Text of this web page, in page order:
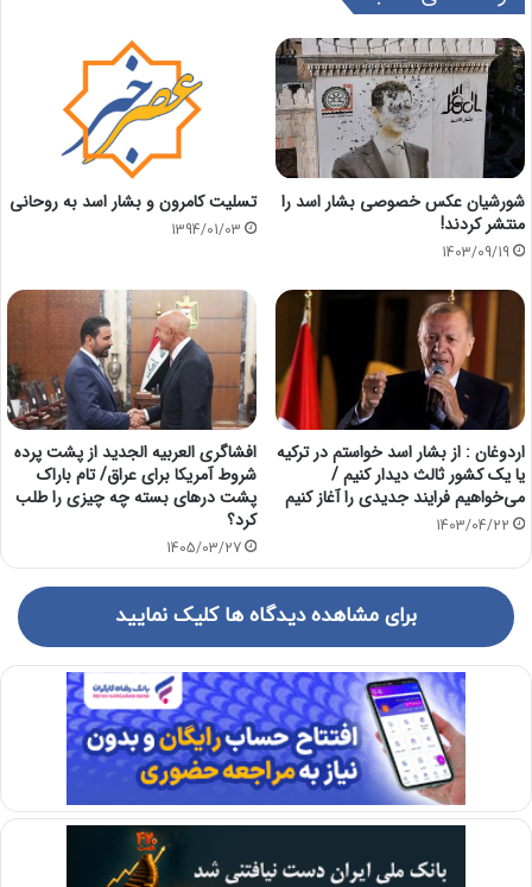
شورشیان عکس خصوصی بشار اسد را
منتشر کردند!
1403/09/19
تسلیت کامرون و بشار اسد به روحانی
1394/01/03
اردوغان : از بشار اسد خواستم در ترکیه
یا یک کشور ثالث دیدار کنیم /
می‌خواهیم فرایند جدیدی را آغاز کنیم
1403/04/22
افشاگری العربیه‌ الجدید از پشت پرده
شروط آمریکا برای عراق/ تام باراک
پشت درهای بسته چه چیزی را طلب
کرد؟
1405/03/27
برای مشاهده دیدگاه ها کلیک نمایید